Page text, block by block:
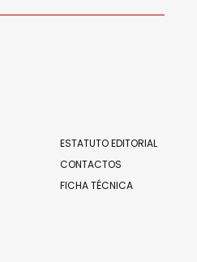
ESTATUTO EDITORIAL
CONTACTOS
FICHA TÉCNICA